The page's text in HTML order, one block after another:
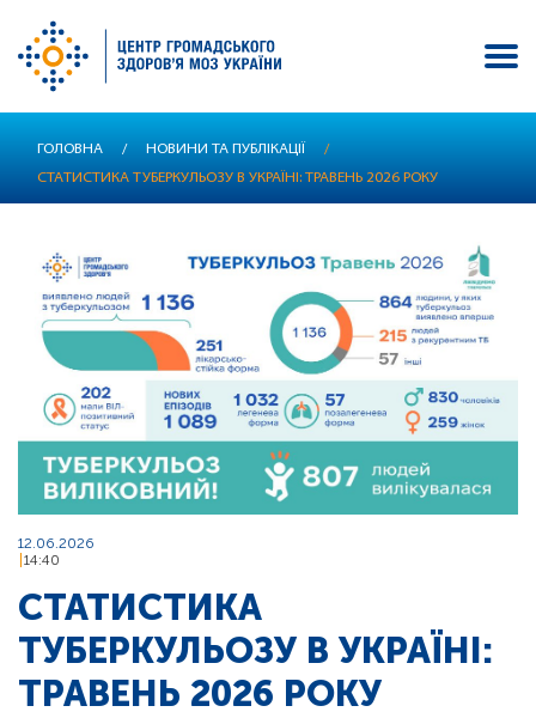
основного
ГОЛОВНА / НОВИНИ ТА ПУБЛІКАЦІЇ
/
СТАТИСТИКА ТУБЕРКУЛЬОЗУ В УКРАЇНІ: ТРАВЕНЬ 2026 РОКУ
12.06.2026
14:40
СТАТИСТИКА
ТУБЕРКУЛЬОЗУ В УКРАЇНІ:
ТРАВЕНЬ 2026 РОКУ